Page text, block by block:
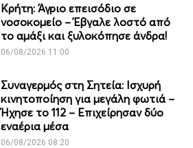
Κρήτη: Άγριο επεισόδιο σε
νοσοκομείο – Έβγαλε λοστό από
το αμάξι και ξυλοκόπησε άνδρα!
06/08/2026 11:00
Συναγερμός στη Σητεία: Ισχυρή
κινητοποίηση για μεγάλη φωτιά –
Ήχησε το 112 – Επιχείρησαν δύο
εναέρια μέσα
06/08/2026 08:20